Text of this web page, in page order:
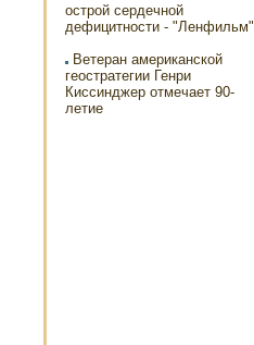
острой сердечной
дефицитности - "Ленфильм"
Ветеран американской
геостратегии Генри
Киссинджер отмечает 90-
летие